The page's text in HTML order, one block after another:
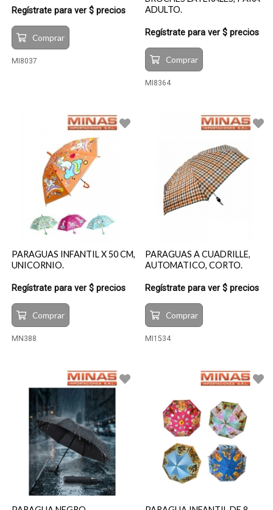
Regístrate para ver $ precios
Comprar
MI8037
ADULTO.
Regístrate para ver $ precios
Comprar
MI8364
PARAGUAS INFANTIL X 50 CM,
UNICORNIO.
Regístrate para ver $ precios
Comprar
MN388
PARAGUAS A CUADRILLE,
AUTOMATICO, CORTO.
Regístrate para ver $ precios
Comprar
MI1534